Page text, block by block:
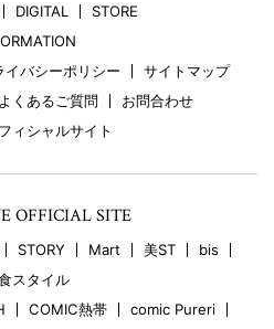
DIGITAL
STORE
イバシーポリシー
サイトマップ
よくあるご質問
お問合わせ
ィシャルサイト
OFFICIAL SITE
STORY Mart 美ST
bis
スタイル
COMIC熱帯
comic Pureri